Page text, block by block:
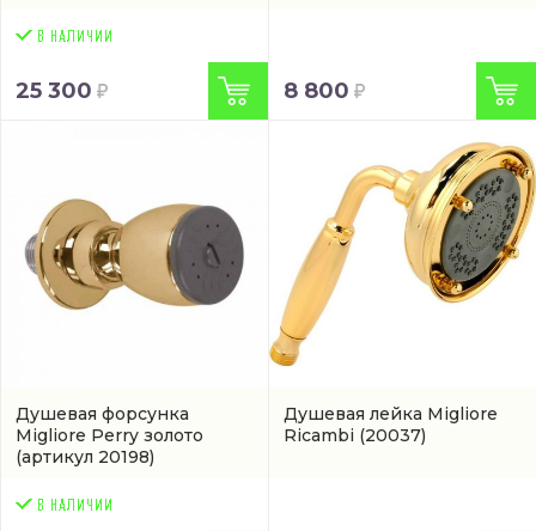
25 300 8 800
Душевая форсунка
Migliore Perry золото
(артикул 20198)
Душевая лейка Migliore
Ricambi (20037)